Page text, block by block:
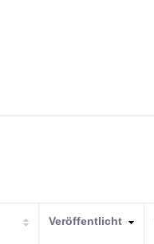
Veröffentlicht